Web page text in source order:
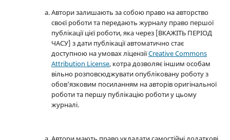
Автори залишають за собою право на авторство
своєї роботи та передають журналу право першої
публікації цієї роботи, яка через [ВКАЖІТЬ ПЕРІОД
ЧАСУ] з дати публікації автоматично стає
доступною на умовах ліцензіїCreative Commons
Attribution License, котра дозволяє іншим особам
вільно розповсюджувати опубліковану роботу з
обов'язковим посиланням на авторів оригінальної
роботи та першу публікацію роботи у цьому
журналі.